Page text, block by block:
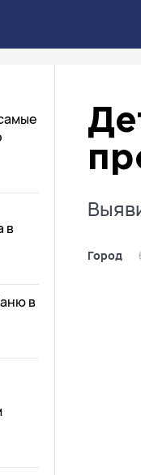
Город
в
в